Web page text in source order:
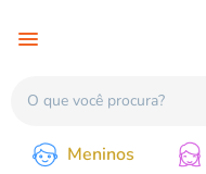
Meninos